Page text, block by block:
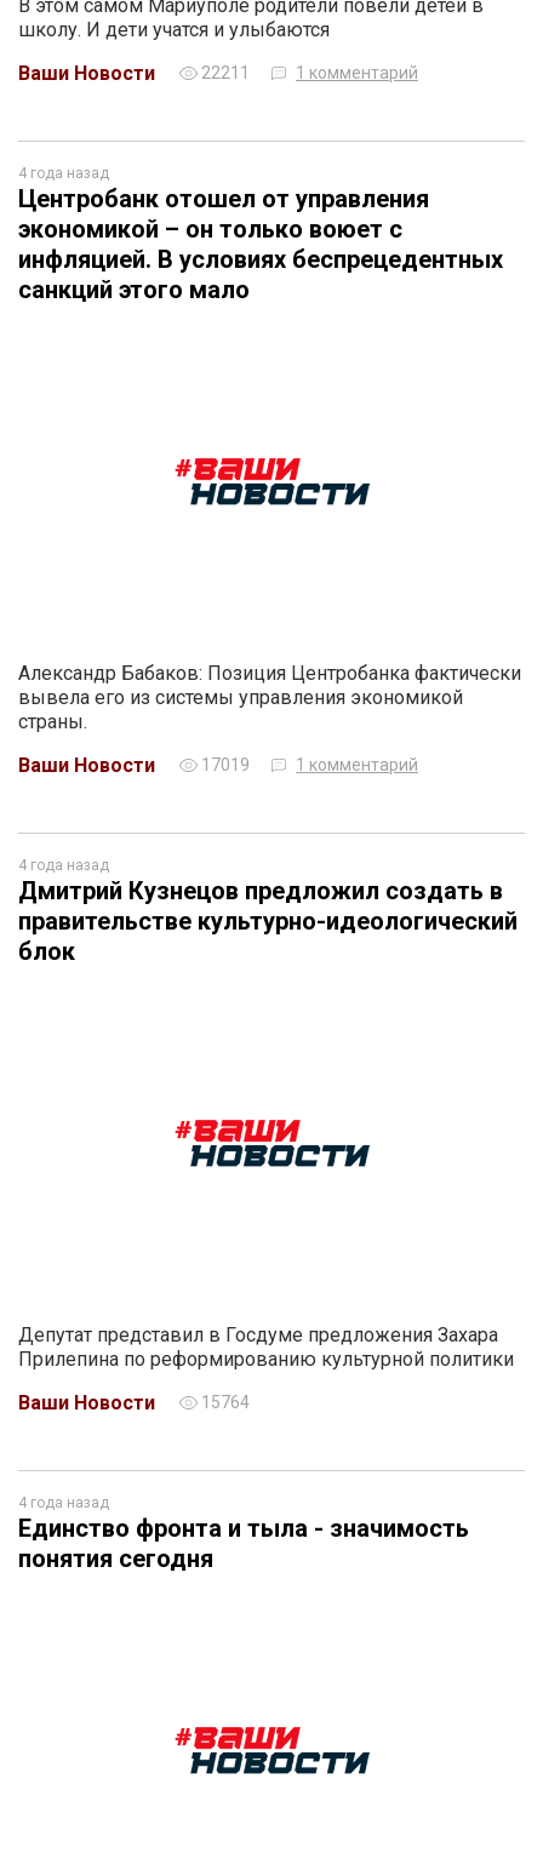
В этом самом Мариуполе родители повели детей в
школу. И дети учатся и улыбаются
Ваши Новости
22211 1 комментарий
4 года назад
Центробанк отошел от управления
экономикой – он только воюет с
инфляцией. В условиях беспрецедентных
санкций этого мало
Александр Бабаков: Позиция Центробанка фактически
вывела его из системы управления экономикой
страны.
Ваши Новости
17019 1 комментарий
4 года назад
Дмитрий Кузнецов предложил создать в
правительстве культурно-идеологический
блок
Депутат представил в Госдуме предложения Захара
Прилепина по реформированию культурной политики
Ваши Новости
15764
4 года назад
Единство фронта и тыла - значимость
понятия сегодня